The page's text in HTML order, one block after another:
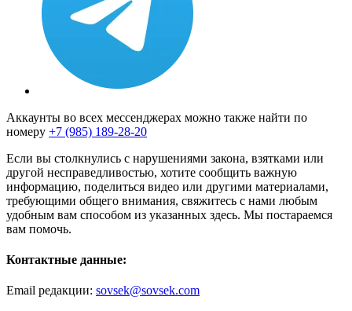
Аккаунты во всех мессенджерах можно также найти по
номеру +7 (985) 189-28-20
Если вы столкнулись с нарушениями закона, взятками или
другой несправедливостью, хотите сообщить важную
информацию, поделиться видео или другими материалами,
требующими общего внимания, свяжитесь с нами любым
удобным вам способом из указанных здесь. Мы постараемся
вам помочь.
Контактные данные:
Email редакции: sovsek@sovsek.com